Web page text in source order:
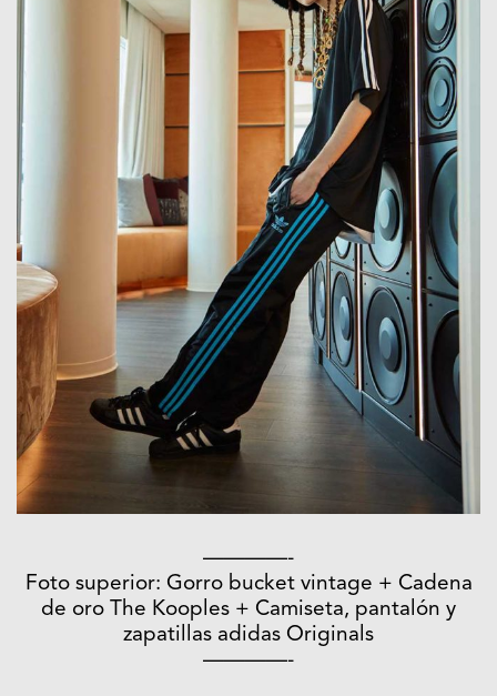
————-
Foto superior: Gorro bucket vintage + Cadena
de oro The Kooples + Camiseta, pantalón y
zapatillas adidas Originals
————-